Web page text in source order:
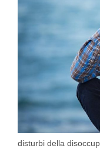
disturbi della